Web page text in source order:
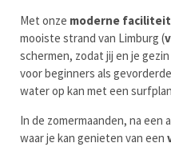
Met onze moderne
mooiste strand van Limburg (
schermen, zodat jij en je gezin
voor beginners als
water op kan met een
In de zomermaanden, na
waar je kan genieten van een